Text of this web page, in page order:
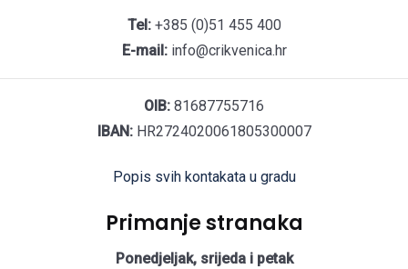
Tel:+385 (0)51 455 400
E-mail:info@crikvenica.hr
OIB: 81687755716
IBAN:HR2724020061805300007
Popis svih kontakata u gradu
Primanje stranaka
Ponedjeljak, srijeda i petak